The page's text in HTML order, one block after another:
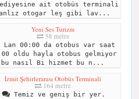
ait otobüs terminali
otogar leş gibi lav...
Yeni Ses Turizm
58 metre
Lan 00:00 da otobus var saat
oldu hayla otobus gelmiyor
bu nasıl Bi hizmet bu n...
İzmit Şehirlerarası Otobüs Terminali
164 metre
Temiz ve geniş bir yer.